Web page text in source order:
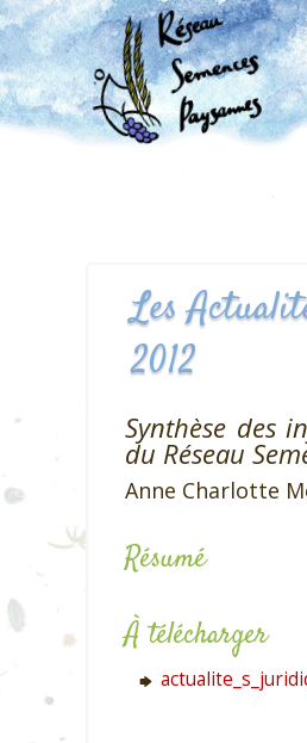
Les
2012
Synthèse des
du Réseau
Anne Charlotte
Résumé
À télécharger